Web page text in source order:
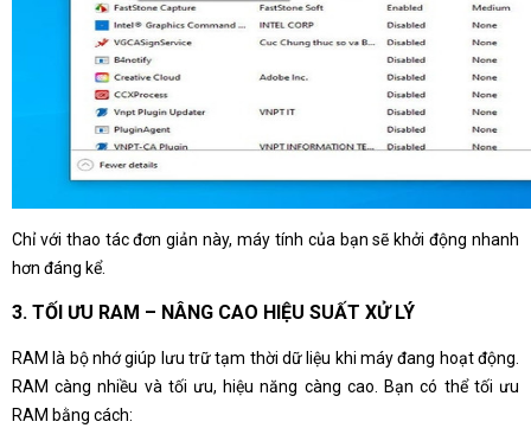
Chỉ với thao tác đơn giản này, máy tính của bạn sẽ khởi động nhanh
hơn đáng kể.
3. TỐI ƯU RAM – NÂNG CAO HIỆU SUẤT XỬ LÝ
RAM là bộ nhớ giúp lưu trữ tạm thời dữ liệu khi máy đang hoạt động.
RAM càng nhiều và tối ưu, hiệu năng càng cao. Bạn có thể tối ưu
RAM bằng cách: